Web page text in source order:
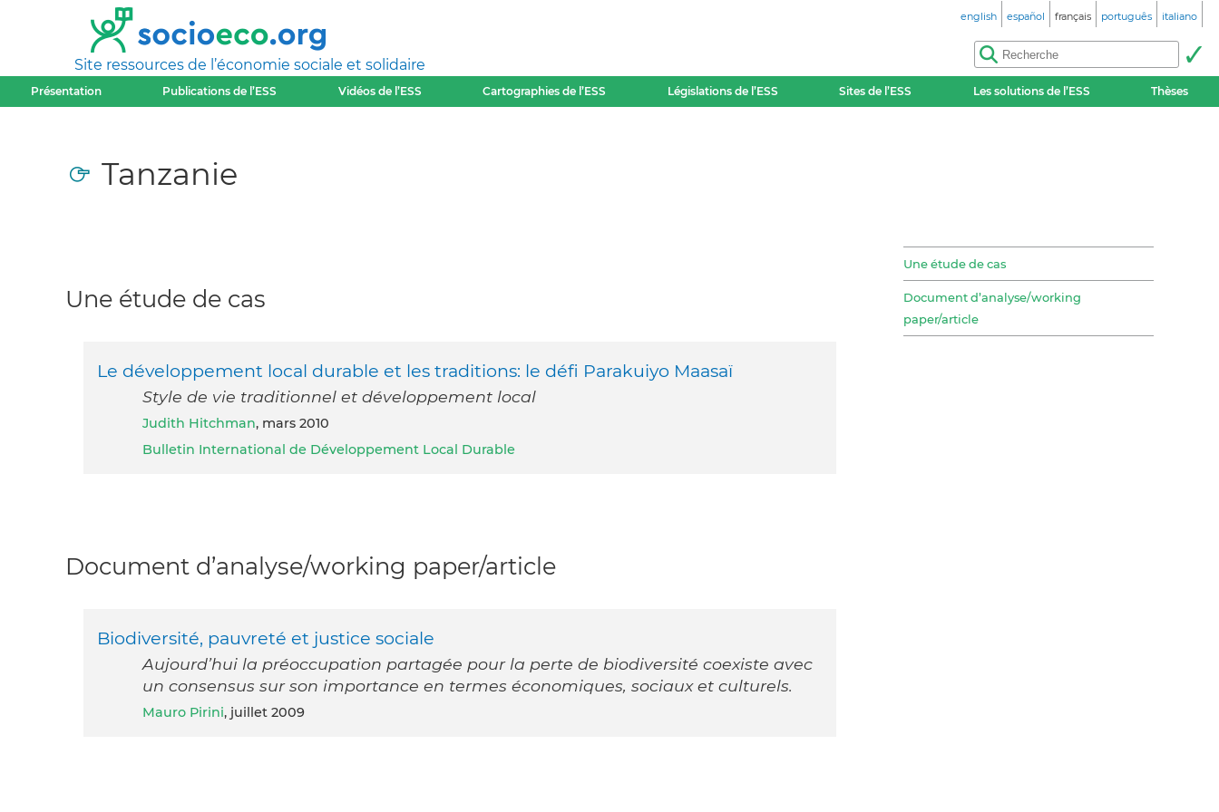
Site ressources de l’économie sociale et solidaire
english español français português italiano
Présentation Publications de l’ESS Vidéos de l’ESS Cartographies de l’ESS Législations de l’ESS Sites de l’ESS Les solutions de l’ESS Thèses
Tanzanie
Une étude de cas
Document d’analyse/working
paper/article
Une étude de cas
Le développement local durable et les traditions: le défi Parakuiyo Maasaï
Style de vie traditionnel et développement local
Judith Hitchman, mars 2010
Bulletin International de Développement Local Durable
Document d’analyse/working paper/article
Biodiversité, pauvreté et justice sociale
Aujourd’hui la préoccupation partagée pour la perte de biodiversité coexiste avec
un consensus sur son importance en termes économiques, sociaux et culturels.
Mauro Pirini, juillet 2009